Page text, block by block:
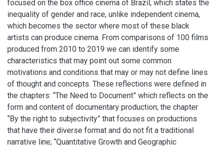
focused on the box office cinema of Brazil, which states the
inequality of gender and race, unlike independent cinema,
which becomes the sector where most of these black
artists can produce cinema. From comparisons of 100 films
produced from 2010 to 2019 we can identify some
characteristics that may point out some common
motivations and conditions that may or may not define lines
of thought and concepts. These reflections were defined in
the chapters: “The Need to Document” which reflects on the
form and content of documentary production; the chapter
“By the right to subjectivity” that focuses on productions
that have their diverse format and do not fit a traditional
narrative line; “Quantitative Growth and Geographic